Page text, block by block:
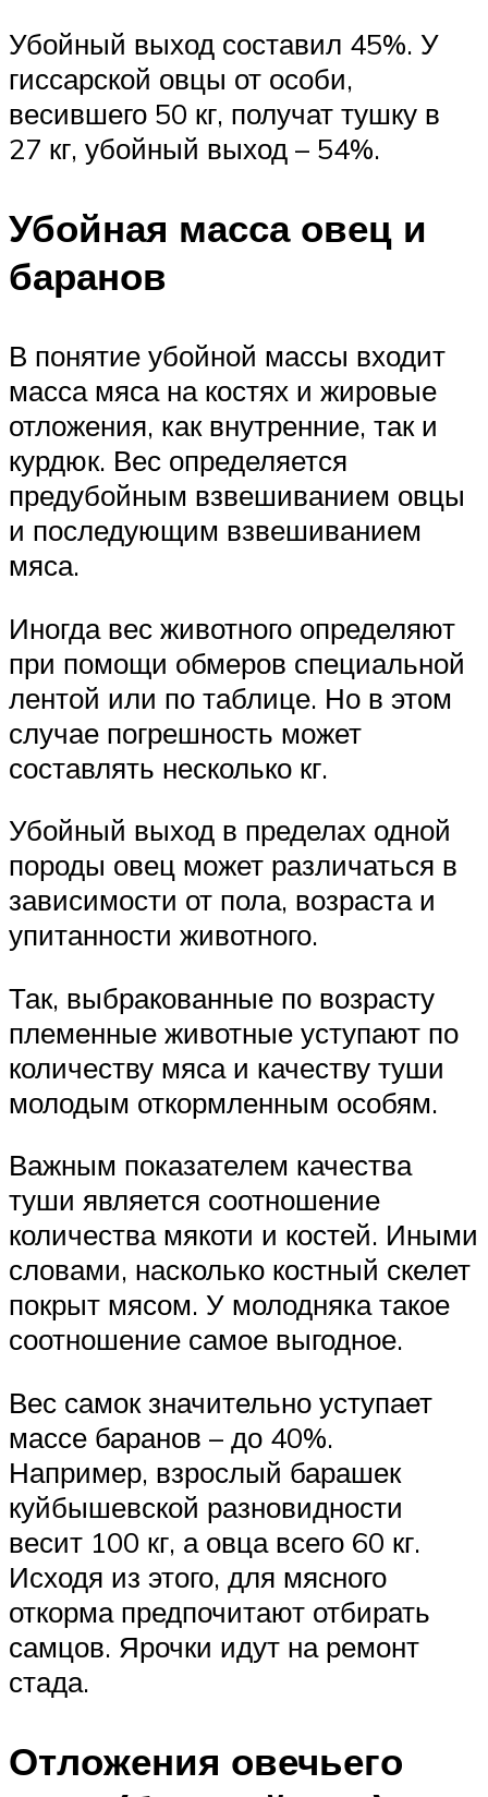
Убойный выход составил 45%. У
гиссарской овцы от особи,
весившего 50 кг, получат тушку в
27 кг, убойный выход – 54%.
Убойная масса овец и
баранов
В понятие убойной массы входит
масса мяса на костях и жировые
отложения, как внутренние, так и
курдюк. Вес определяется
предубойным взвешиванием овцы
и последующим взвешиванием
мяса.
Иногда вес животного определяют
при помощи обмеров специальной
лентой или по таблице. Но в этом
случае погрешность может
составлять несколько кг.
Убойный выход в пределах одной
породы овец может различаться в
зависимости от пола, возраста и
упитанности животного.
Так, выбракованные по возрасту
племенные животные уступают по
количеству мяса и качеству туши
молодым откормленным особям.
Важным показателем качества
туши является соотношение
количества мякоти и костей. Иными
словами, насколько костный скелет
покрыт мясом. У молодняка такое
соотношение самое выгодное.
Вес самок значительно уступает
массе баранов – до 40%.
Например, взрослый барашек
куйбышевской разновидности
весит 100 кг, а овца всего 60 кг.
Исходя из этого, для мясного
откорма предпочитают отбирать
самцов. Ярочки идут на ремонт
стада.
Отложения овечьего